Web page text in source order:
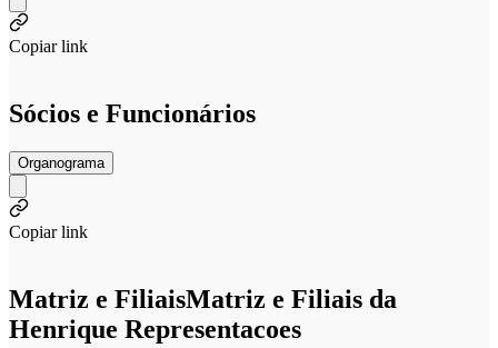
Copiar link
Sócios e Funcionários
Organograma
Copiar link
Matriz e FiliaisMatriz e Filiais da
Henrique Representacoes